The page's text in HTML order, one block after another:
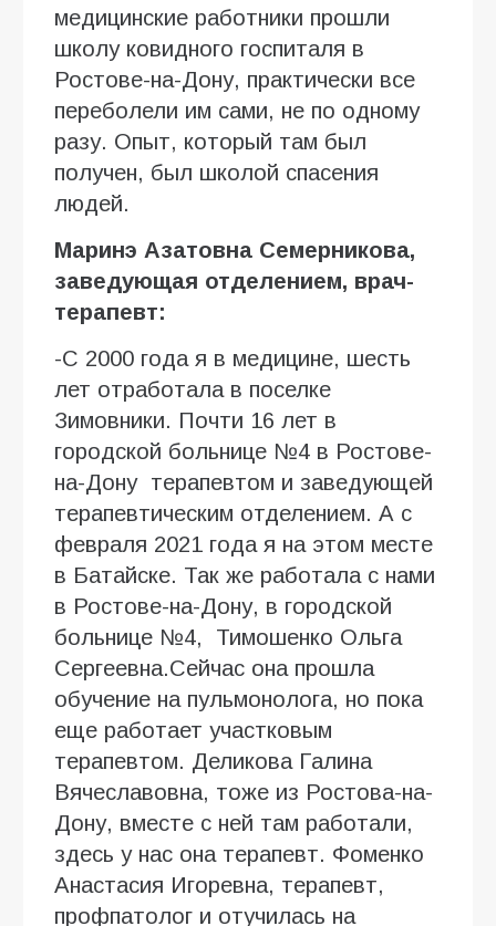
медицинские работники прошли
школу ковидного госпиталя в
Ростове-на-Дону, практически все
переболели им сами, не по одному
разу. Опыт, который там был
получен, был школой спасения
людей.
Маринэ Азатовна Семерникова,
заведующая отделением, врач-
терапевт:
-С 2000 года я в медицине, шесть
лет отработала в поселке
Зимовники. Почти 16 лет в
городской больнице №4 в Ростове-
на-Дону терапевтом и заведующей
терапевтическим отделением. А с
февраля 2021 года я на этом месте
в Батайске. Так же работала с нами
в Ростове-на-Дону, в городской
больнице №4, Тимошенко Ольга
Сергеевна.Сейчас она прошла
обучение на пульмонолога, но пока
еще работает участковым
терапевтом. Деликова Галина
Вячеславовна, тоже из Ростова-на-
Дону, вместе с ней там работали,
здесь у нас она терапевт. Фоменко
Анастасия Игоревна, терапевт,
профпатолог и отучилась на